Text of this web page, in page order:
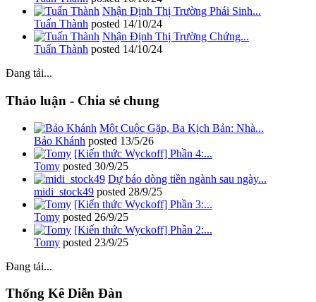
Nhận Định Thị Trường Phái Sinh...
Tuấn Thành posted 14/10/24
Nhận Định Thị Trường Chứng...
Tuấn Thành posted 14/10/24
Đang tải...
Thảo luận - Chia sẻ chung
Một Cuộc Gặp, Ba Kịch Bản: Nhà...
Bảo Khánh posted 13/5/26
[Kiến thức Wyckoff] Phần 4:...
Tomy posted 30/9/25
Dự báo dòng tiền ngành sau ngày...
midi_stock49 posted 28/9/25
[Kiến thức Wyckoff] Phần 3:...
Tomy posted 26/9/25
[Kiến thức Wyckoff] Phần 2:...
Tomy posted 23/9/25
Đang tải...
Thống Kê Diễn Đàn